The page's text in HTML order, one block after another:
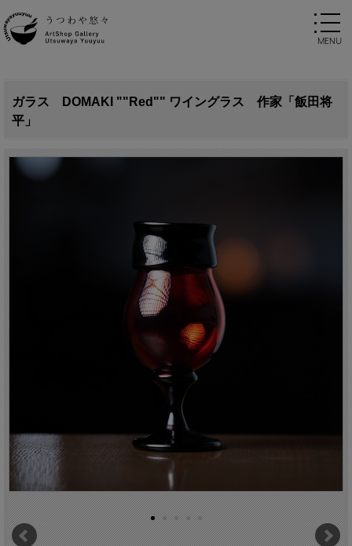
ガラス DOMAKI ""Red"" ワイングラス 作家「飯田将
平」